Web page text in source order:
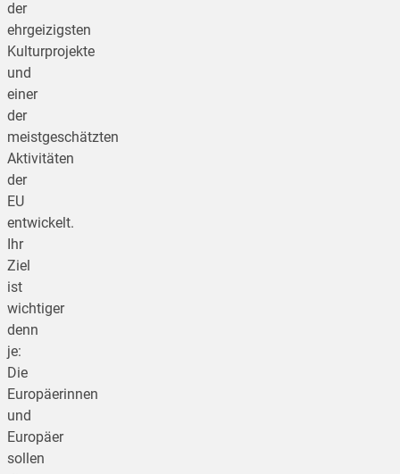
der
ehrgeizigsten
Kulturprojekte
und
einer
der
meistgeschätzten
Aktivitäten
der
EU
entwickelt.
Ihr
Ziel
ist
wichtiger
denn
je:
Die
Europäerinnen
und
Europäer
sollen